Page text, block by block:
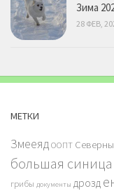
Зима
28 ФЕВ,
МЕТКИ
ЗмееядООПТ
большая синица
грибы документы дрозд